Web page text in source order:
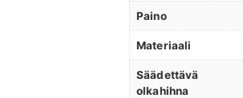
Paino
Materiaali
Säädettävä
olkahihna